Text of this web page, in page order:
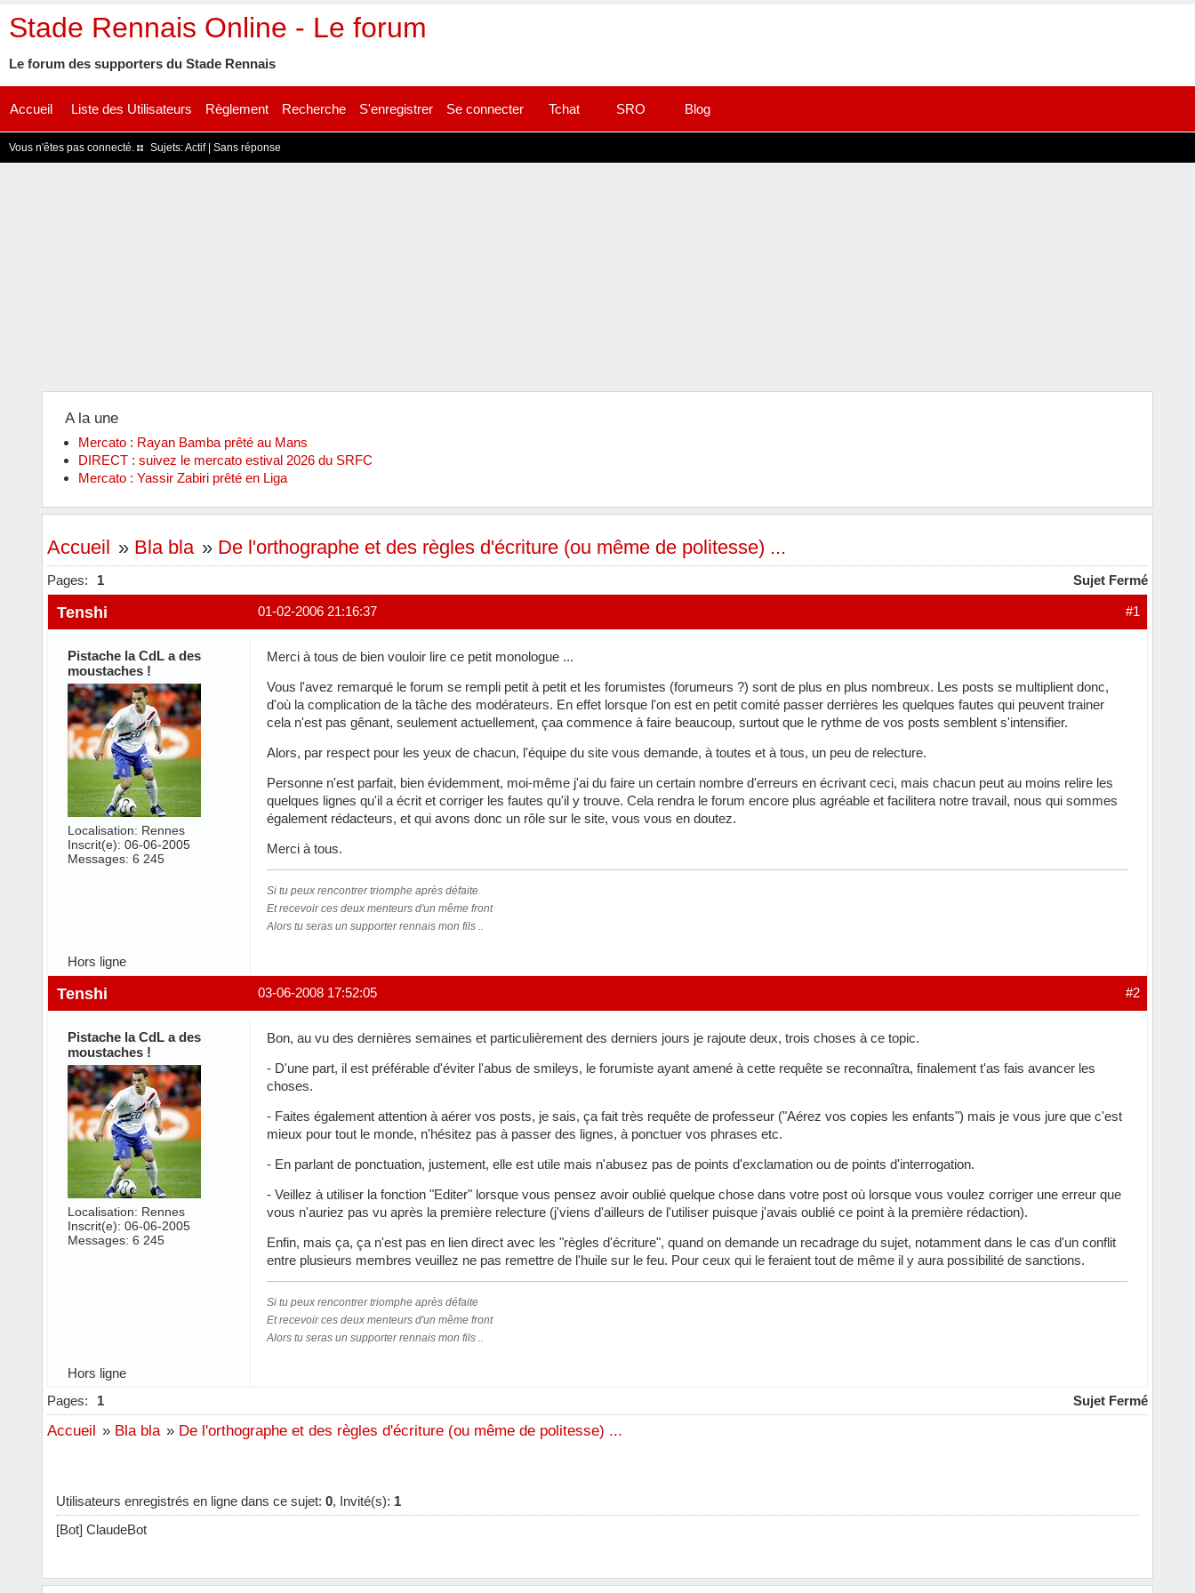
Stade Rennais Online - Le forum
Le forum des supporters du Stade Rennais
Accueil Liste des Utilisateurs Règlement Recherche S'enregistrer Se connecter Tchat SRO Blog
Vous n'êtes pas connecté. Sujets:Actif| Sans réponse
A la une
Mercato : Rayan Bamba prêté au Mans
DIRECT : suivez le mercato estival 2026 du SRFC
Mercato : Yassir Zabiri prêté en Liga
Accueil » Bla bla » De l'orthographe et des règles d'écriture (ou même de politesse) ...
Pages: 1 Sujet Fermé
#1
01-02-2006 21:16:37
Tenshi
Pistache la CdL a des
moustaches !
Localisation: Rennes
Inscrit(e): 06-06-2005
Messages: 6 245
Merci à tous de bien vouloir lire ce petit monologue ...
Vous l'avez remarqué le forum se rempli petit à petit et les forumistes (forumeurs ?) sont de plus en plus nombreux. Les posts se multiplient donc,
d'où la complication de la tâche des modérateurs. En effet lorsque l'on est en petit comité passer derrières les quelques fautes qui peuvent trainer
cela n'est pas gênant, seulement actuellement, çaa commence à faire beaucoup, surtout que le rythme de vos posts semblent s'intensifier.
Alors, par respect pour les yeux de chacun, l'équipe du site vous demande, à toutes et à tous, un peu de relecture.
Personne n'est parfait, bien évidemment, moi-même j'ai du faire un certain nombre d'erreurs en écrivant ceci, mais chacun peut au moins relire les
quelques lignes qu'il a écrit et corriger les fautes qu'il y trouve. Cela rendra le forum encore plus agréable et facilitera notre travail, nous qui sommes
également rédacteurs, et qui avons donc un rôle sur le site, vous vous en doutez.
Merci à tous.
Si tu peux rencontrer triomphe après défaite
Et recevoir ces deux menteurs d'un même front
Alors tu seras un supporter rennais mon fils ..
Hors ligne
#2
03-06-2008 17:52:05
Tenshi
Pistache la CdL a des
moustaches !
Localisation: Rennes
Inscrit(e): 06-06-2005
Messages: 6 245
Bon, au vu des dernières semaines et particulièrement des derniers jours je rajoute deux, trois choses à ce topic.
- D'une part, il est préférable d'éviter l'abus de smileys, le forumiste ayant amené à cette requête se reconnaîtra, finalement t'as fais avancer les
choses.
- Faites également attention à aérer vos posts, je sais, ça fait très requête de professeur ("Aérez vos copies les enfants") mais je vous jure que c'est
mieux pour tout le monde, n'hésitez pas à passer des lignes, à ponctuer vos phrases etc.
- En parlant de ponctuation, justement, elle est utile mais n'abusez pas de points d'exclamation ou de points d'interrogation.
- Veillez à utiliser la fonction "Editer" lorsque vous pensez avoir oublié quelque chose dans votre post où lorsque vous voulez corriger une erreur que
vous n'auriez pas vu après la première relecture (j'viens d'ailleurs de l'utiliser puisque j'avais oublié ce point à la première rédaction).
Enfin, mais ça, ça n'est pas en lien direct avec les "règles d'écriture", quand on demande un recadrage du sujet, notamment dans le cas d'un conflit
entre plusieurs membres veuillez ne pas remettre de l'huile sur le feu. Pour ceux qui le feraient tout de même il y aura possibilité de sanctions.
Si tu peux rencontrer triomphe après défaite
Et recevoir ces deux menteurs d'un même front
Alors tu seras un supporter rennais mon fils ..
Hors ligne
Pages:
1 Sujet Fermé
Accueil » Bla bla » De l'orthographe et des règles d'écriture (ou même de politesse) ...
Utilisateurs enregistrés en ligne dans ce sujet:0, Invité(s): 1
[Bot] ClaudeBot